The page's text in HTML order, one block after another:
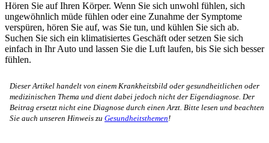
Hören Sie auf Ihren Körper. Wenn Sie sich unwohl fühlen, sich
ungewöhnlich müde fühlen oder eine Zunahme der Symptome
verspüren, hören Sie auf, was Sie tun, und kühlen Sie sich ab.
Suchen Sie sich ein klimatisiertes Geschäft oder setzen Sie sich
einfach in Ihr Auto und lassen Sie die Luft laufen, bis Sie sich besser
fühlen.
Dieser Artikel handelt von einem Krankheitsbild oder gesundheitlichen oder
medizinischen Thema und dient dabei jedoch nicht der Eigendiagnose. Der
Beitrag ersetzt nicht eine Diagnose durch einen Arzt. Bitte lesen und beachten
Sie auch unseren Hinweis zu Gesundheitsthemen!